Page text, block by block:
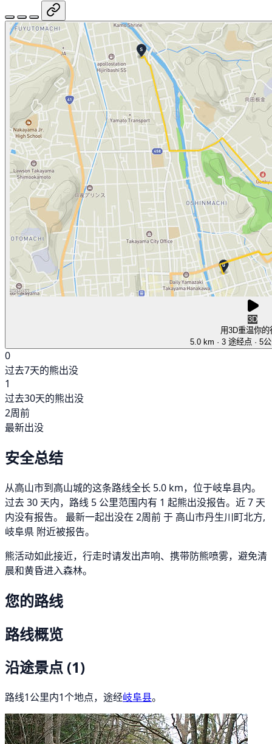
3D
用3D重温你的
5.0 km · 3 途经点 · 5
0
过去7天的熊出没
1
过去30天的熊出没
2周前
最新出没
安全总结
从高山市到高山城的这条路线全长 5.0 km，位于岐阜县内。
过去 30 天内，路线 5 公里范围内有 1 起熊出没报告。近 7 天
内没有报告。 最新一起出没在 2周前 于 高山市丹生川町北方,
岐阜県 附近被报告。
熊活动如此接近，行走时请发出声响、携带防熊喷雾，避免清
晨和黄昏进入森林。
您的路线
路线概览
沿途景点 (1)
路线1公里内1个地点，途经岐阜县。